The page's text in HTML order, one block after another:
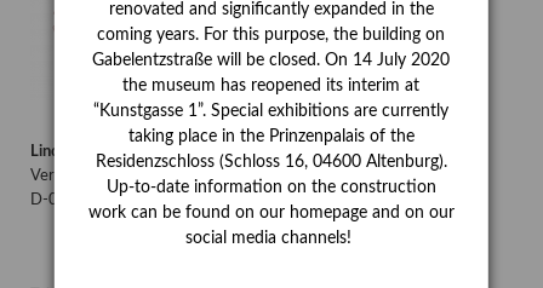
Lindenau-Museum Altenburg
Verwaltung/Postadresse: Hillgasse 15
D-04600 Altenburg/Thüringen
renovated and significantly expanded in the
coming years. For this purpose, the building on
Gabelentzstraße will be closed. On 14 July 2020
the museum has reopened its interim at
“Kunstgasse 1”. Special exhibitions are currently
taking place in the Prinzenpalais of the
Residenzschloss (Schloss 16, 04600 Altenburg).
Up-to-date information on the construction
work can be found on our homepage and on our
social media channels!